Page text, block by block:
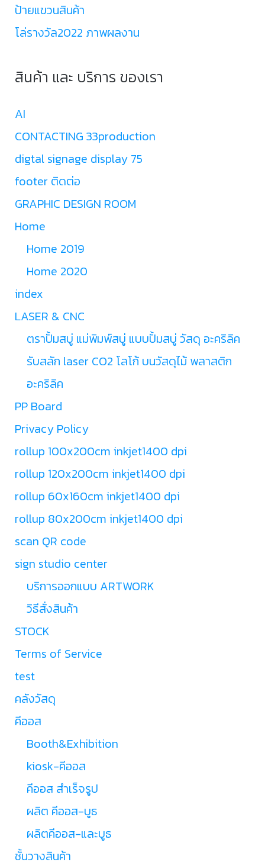
ป้ายแขวนสินค้า
โล่รางวัล2022 ภาพผลงาน
สินค้า และ บริการ ของเรา
AI
CONTACTING 33production
digtal signage display 75
footer ติดต่อ
GRAPHIC DESIGN ROOM
Home
Home 2019
Home 2020
index
LASER & CNC
ตราปั้มสบู่ แม่พิมพ์สบู่ แบบปั้มสบู่ วัสดุ อะคริลิค
รับสลัก laser CO2 โลโก้ บนวัสดุไม้ พลาสติก
อะคริลิค
PP Board
Privacy Policy
rollup 100x200cm inkjet1400 dpi
rollup 120x200cm inkjet1400 dpi
rollup 60x160cm inkjet1400 dpi
rollup 80x200cm inkjet1400 dpi
scan QR code
sign studio center
บริการออกแบบ ARTWORK
วิธีสั่งสินค้า
STOCK
Terms of Service
test
คลังวัสดุ
คีออส
Booth&Exhibition
kiosk-คีออส
คีออส สำเร็จรูป
ผลิต คีออส-บูธ
ผลิตคีออส-และบูธ
ชั้นวางสินค้า